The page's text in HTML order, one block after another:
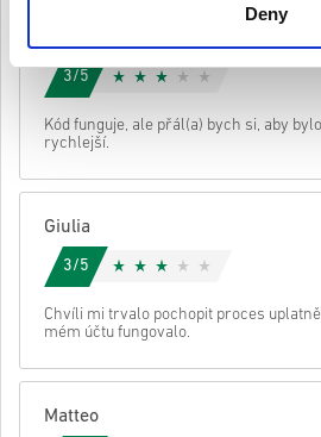
Deny
• Zadej svou e-mailovou adresu
• Vyber preferovaný způsob platby
kódu.
toto rozšíření, musíte mít původní hru.
zrušení
3/5
Kód funguje, ale přál(a) bych si, aby
rychlejší.
Giulia
3/5
Chvíli mi trvalo pochopit proces
mém účtu fungovalo.
Matteo